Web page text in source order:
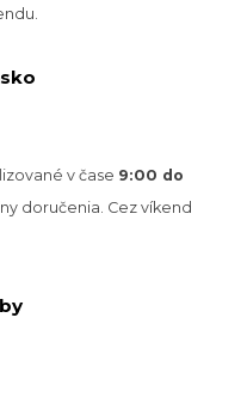
v čase 9:00 do
doručenia. Cez víkend